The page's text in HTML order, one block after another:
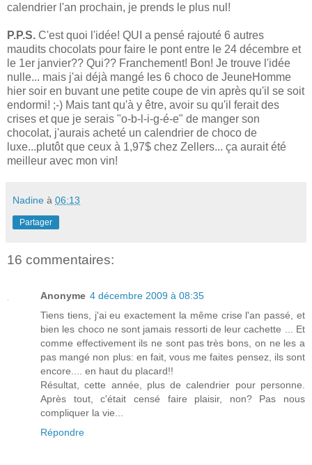
calendrier l'an prochain, je prends le plus nul!
P.P.S. C'est quoi l'idée! QUI a pensé rajouté 6 autres
maudits chocolats pour faire le pont entre le 24 décembre et
le 1er janvier?? Qui?? Franchement! Bon! Je trouve l'idée
nulle... mais j'ai déjà mangé les 6 choco de JeuneHomme
hier soir en buvant une petite coupe de vin après qu'il se soit
endormi! ;-) Mais tant qu'à y être, avoir su qu'il ferait des
crises et que je serais "o-b-l-i-g-é-e" de manger son
chocolat, j'aurais acheté un calendrier de choco de
luxe...plutôt que ceux à 1,97$ chez Zellers... ça aurait été
meilleur avec mon vin!
Nadine à 06:13
Partager
16 commentaires:
Anonyme 4 décembre 2009 à 08:35
Tiens tiens, j'ai eu exactement la même crise l'an passé, et
bien les choco ne sont jamais ressorti de leur cachette ... Et
comme effectivement ils ne sont pas très bons, on ne les a
pas mangé non plus: en fait, vous me faites pensez, ils sont
encore.... en haut du placard!!
Résultat, cette année, plus de calendrier pour personne.
Après tout, c'était censé faire plaisir, non? Pas nous
compliquer la vie...
Répondre